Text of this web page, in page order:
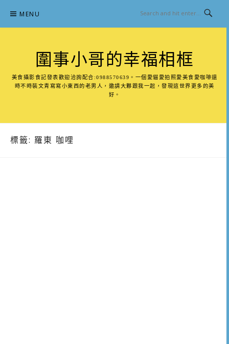
content
MENU
圍事小哥的幸福相框
美食攝影食記發表歡迎洽詢配合:0988570639。一個愛貓愛拍照愛美食愛咖啡還
時不時裝文青寫寫小東西的老男人，邀請大夥跟我一起，發現這世界更多的美
好。
標籤: 羅東 咖哩